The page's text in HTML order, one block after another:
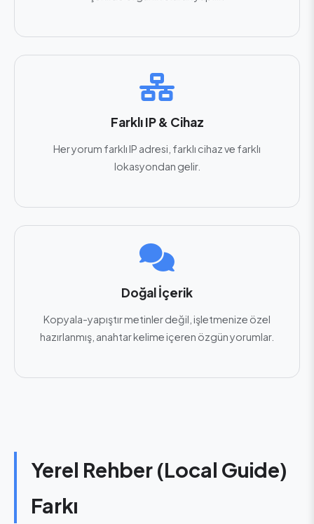
Farklı IP & Cihaz
Her yorum farklı IP adresi, farklı cihaz ve farklı
lokasyondan gelir.
Doğal İçerik
Kopyala-yapıştır metinler değil, işletmenize özel
hazırlanmış, anahtar kelime içeren özgün yorumlar.
Yerel Rehber (Local Guide)
Farkı